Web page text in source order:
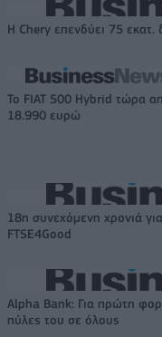
Η Chery επενδύει 75
Το FIAT 500 Hybrid τώρα
18.990 ευρώ
18η συνεχόμενη χρονιά
FTSE4Good
Alpha Bank: Για πρώτη
πύλες του σε όλους